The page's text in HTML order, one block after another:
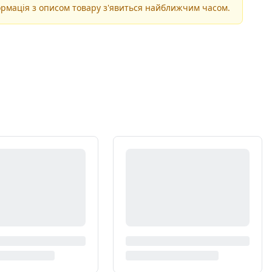
з описом товару з'явиться найближчим часом.